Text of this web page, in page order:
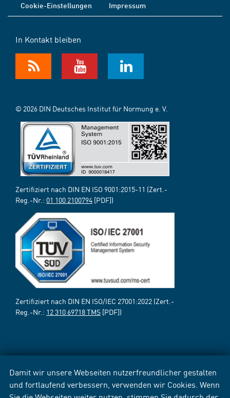
Damit wir unsere Webseiten nutzerfreundlicher gestalten
und fortlaufend verbessern, verwenden wir Cookies. Wenn
Cookie-Einstellungen
Impressum
In Kontakt bleiben
© 2026 DIN Deutsches Institut für Normung e. V.
Zertifiziert nach DIN EN ISO 9001:2015-11 (Zert.-
Reg.-Nr.: 01 100 2100794 [PDF])
Zertifiziert nach DIN EN ISO/IEC 27001:2022 (Zert.-
Reg.-Nr.: 12 310 69718 TMS [PDF])